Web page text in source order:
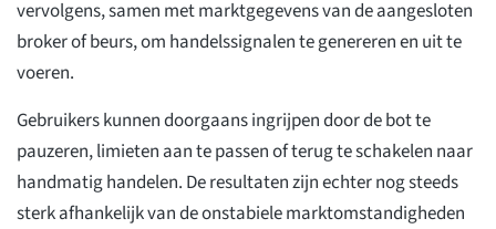
vervolgens, samen met marktgegevens van de aangesloten
broker of beurs, om handelssignalen te genereren en uit te
voeren.
Gebruikers kunnen doorgaans ingrijpen door de bot te
pauzeren, limieten aan te passen of terug te schakelen naar
handmatig handelen. De resultaten zijn echter nog steeds
sterk afhankelijk van de onstabiele marktomstandigheden